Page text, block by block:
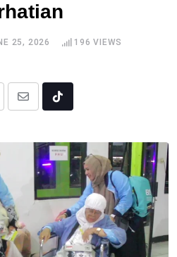
25, 2026 196 VIEWS
Share
Email
Tiktok